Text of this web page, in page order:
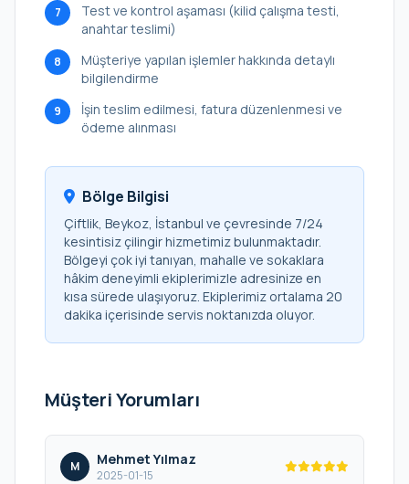
7
Test ve kontrol aşaması (kilid çalışma testi,
anahtar teslimi)
8
Müşteriye yapılan işlemler hakkında detaylı
bilgilendirme
9
İşin teslim edilmesi, fatura düzenlenmesi ve
ödeme alınması
Bölge Bilgisi
Çiftlik, Beykoz, İstanbul ve çevresinde 7/24
kesintisiz çilingir hizmetimiz bulunmaktadır.
Bölgeyi çok iyi tanıyan, mahalle ve sokaklara
hâkim deneyimli ekiplerimizle adresinize en
kısa sürede ulaşıyoruz. Ekiplerimiz ortalama 20
dakika içerisinde servis noktanızda oluyor.
Müşteri Yorumları
M Mehmet Yılmaz
2025-01-15